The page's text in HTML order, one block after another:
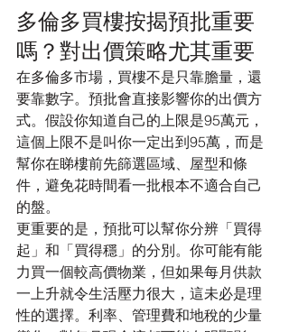
多倫多買樓按揭預批重要
嗎？對出價策略尤其重要
在多倫多市場，買樓不是只靠膽量，還
要靠數字。預批會直接影響你的出價方
式。假設你知道自己的上限是95萬元，
這個上限不是叫你一定出到95萬，而是
幫你在睇樓前先篩選區域、屋型和條
件，避免花時間看一批根本不適合自己
的盤。
更重要的是，預批可以幫你分辨「買得
起」和「買得穩」的分別。你可能有能
力買一個較高價物業，但如果每月供款
一上升就令生活壓力很大，這未必是理
性的選擇。利率、管理費和地稅的少量